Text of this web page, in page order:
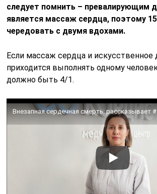
следует помнить – превалирующим
является массаж сердца, поэтому
чередовать с двумя вдохами.
Если массаж сердца и искусственное
приходится выполнять одному
должно быть 4/1.